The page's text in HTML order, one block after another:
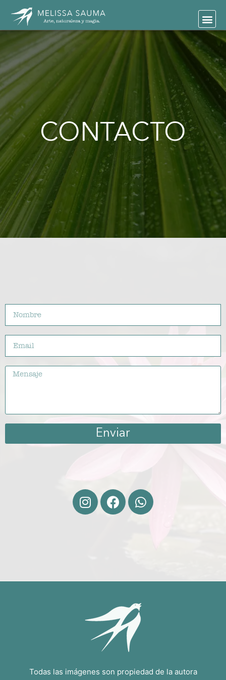
CONTACTO
Enviar
Todas las imágenes son propiedad de la autora